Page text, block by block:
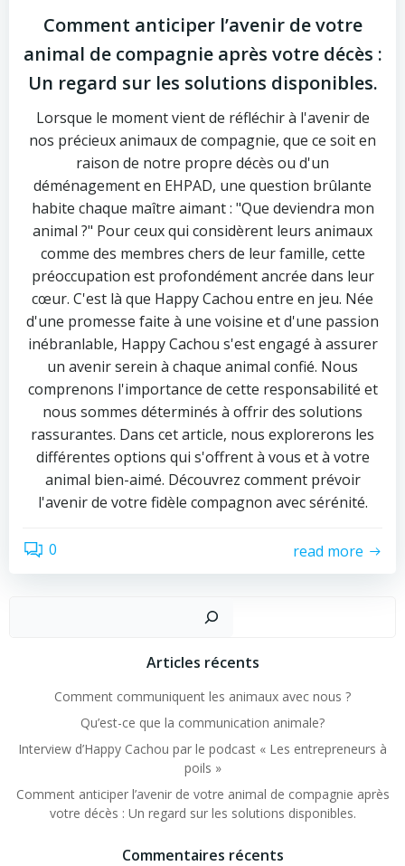
Comment anticiper l’avenir de votre
animal de compagnie après votre décès :
Un regard sur les solutions disponibles.
Lorsque le moment vient de réfléchir à l'avenir de
nos précieux animaux de compagnie, que ce soit en
raison de notre propre décès ou d'un
déménagement en EHPAD, une question brûlante
habite chaque maître aimant : "Que deviendra mon
animal ?" Pour ceux qui considèrent leurs animaux
comme des membres chers de leur famille, cette
préoccupation est profondément ancrée dans leur
cœur. C'est là que Happy Cachou entre en jeu. Née
d'une promesse faite à une voisine et d'une passion
inébranlable, Happy Cachou s'est engagé à assurer
un avenir serein à chaque animal confié. Nous
comprenons l'importance de cette responsabilité et
nous sommes déterminés à offrir des solutions
rassurantes. Dans cet article, nous explorerons les
différentes options qui s'offrent à vous et à votre
animal bien-aimé. Découvrez comment prévoir
l'avenir de votre fidèle compagnon avec sérénité.
0 read more
Rechercher
Articles récents
Comment communiquent les animaux avec nous ?
Qu’est-ce que la communication animale?
Interview d’Happy Cachou par le podcast « Les entrepreneurs à
poils »
Comment anticiper l’avenir de votre animal de compagnie après
votre décès : Un regard sur les solutions disponibles.
Commentaires récents